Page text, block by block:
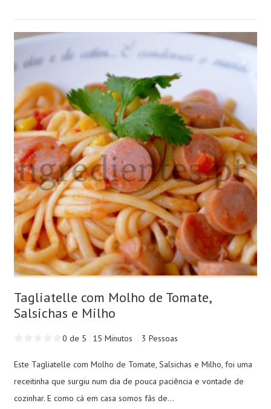
Tagliatelle com Molho de Tomate,
Salsichas e Milho
0 de 5 15 Minutos 3 Pessoas
Este Tagliatelle com Molho de Tomate, Salsichas e Milho, foi uma
receitinha que surgiu num dia de pouca paciência e vontade de
cozinhar. E como cá em casa somos fãs de...